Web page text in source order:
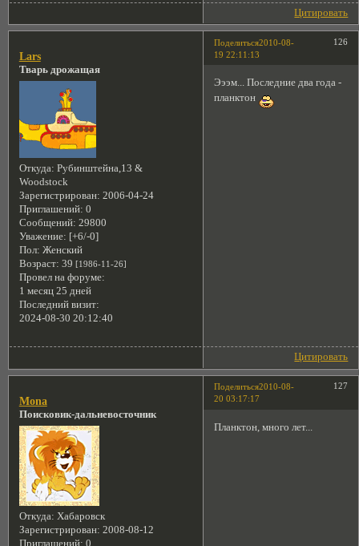
Цитировать
Поделиться 126
2010-08-
19 22:11:13
Lars
Тварь дрожащая
Откуда: Рубинштейна,13 &
Woodstock
Зарегистрирован: 2006-04-24
Приглашений: 0
Сообщений: 29800
Уважение: [+6/-0]
Пол: Женский
Возраст: 39 [1986-11-26]
Провел на форуме:
1 месяц 25 дней
Последний визит:
2024-08-30 20:12:40
Эээм... Последние два года -
планктон
Цитировать
Поделиться 127
2010-08-
20 03:17:17
Mona
Поисковик-дальневосточник
Откуда: Хабаровск
Зарегистрирован: 2008-08-12
Приглашений: 0
Планктон, много лет...